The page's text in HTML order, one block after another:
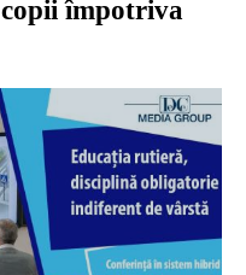
copii împotriva